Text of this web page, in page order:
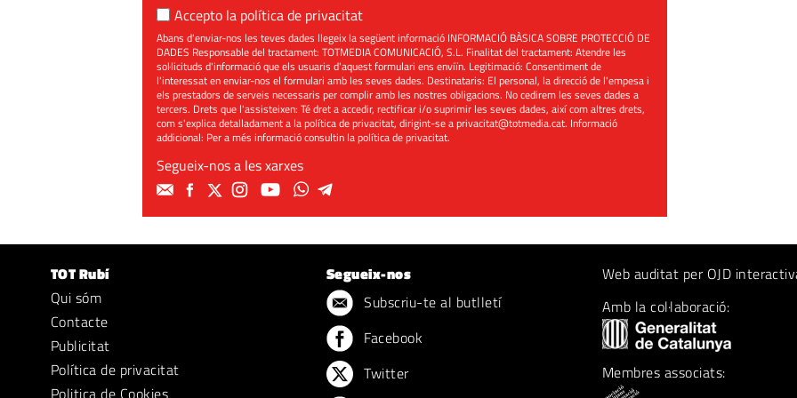
Accepto la política de privacitat
Abans d'enviar-nos les teves dades llegeix la següent informació INFORMACIÓ BÀSICA SOBRE PROTECCIÓ DE
DADES Responsable del tractament: TOTMEDIA COMUNICACIÓ, S.L. Finalitat del tractament: Atendre les
sol·licituds d'informació que els usuaris d'aquest formulari ens enviïn. Legitimació: Consentiment de
l'interessat en enviar-nos el formulari amb les seves dades. Destinataris: El personal, la direcció de l'empesa i
els prestadors de serveis necessaris per complir amb les nostres obligacions. No cedirem les seves dades a
tercers. Drets que l'assisteixen: Té dret a accedir, rectificar i/o suprimir les seves dades, així com altres drets,
com s'explica detalladament a la política de privacitat, dirigint-se aprivacitat@totmedia.cat. Informació
addicional: Per a més informació consultin lapolítica de privacitat.
Segueix-nos a les xarxes
TOT Rubí
Qui sóm
Contacte
Publicitat
Política de privacitat
Politica de Cookies
Segueix-nos
Subscriu-te al butlletí
Facebook
Twitter
Web auditat per OJD
Amb la col·laboració:
Membres associats: